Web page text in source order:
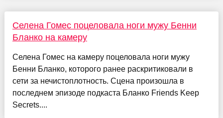
Селена Гомес поцеловала ноги мужу Бенни
Бланко на камеру
Селена Гомес на камеру поцеловала ноги мужу
Бенни Бланко, которого ранее раскритиковали в
сети за нечистоплотность. Сцена произошла в
последнем эпизоде подкаста Бланко Friends Keep
Secrets....